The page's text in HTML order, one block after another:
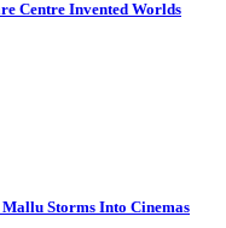
Centre Invented Worlds
Storms Into Cinemas